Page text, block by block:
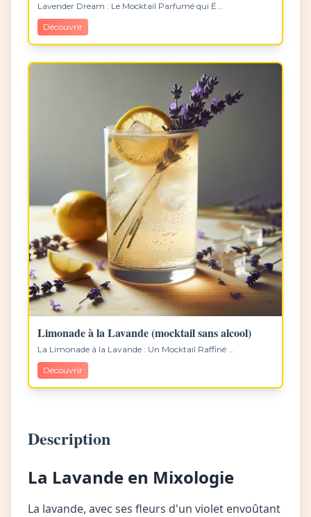
Lavender Dream : Le Mocktail Parfumé qui É...
Découvrir
Limonade à la Lavande (mocktail sans alcool)
La Limonade à la Lavande : Un Mocktail Raffiné ...
Découvrir
Description
La Lavande en Mixologie
La lavande, avec ses fleurs d'un violet envoûtant